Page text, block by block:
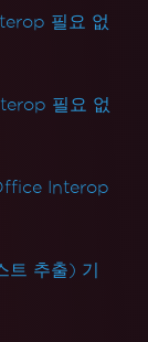
필요 없
필요 없
Interop
트 추출) 기